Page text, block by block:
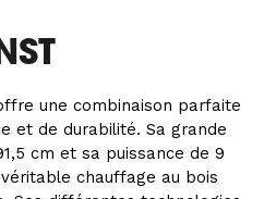
une combinaison parfaite
et de durabilité. Sa grande
cm et sa puissance de 9
chauffage au bois